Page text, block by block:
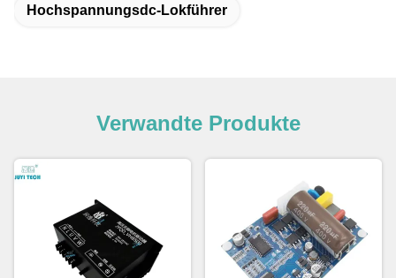
Hochspannungsdc-Lokführer
Verwandte Produkte